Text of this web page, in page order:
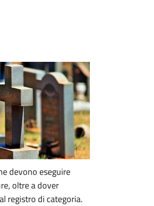
devono eseguire
oltre a dover
registro di categoria.